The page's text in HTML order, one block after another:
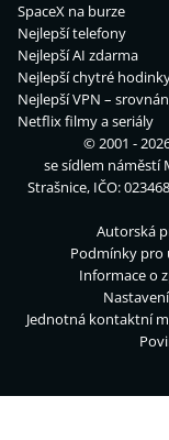
SpaceX na burze
Nejlepší telefony
Nejlepší AI zdarma
Nejlepší chytré
Nejlepší VPN –
Netflix filmy a seriály
© 2001 -
se sídlem náměstí
Strašnice, IČO:
Autorská
Podmínky pro
Informace o
Jednotná kontaktní